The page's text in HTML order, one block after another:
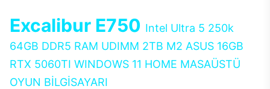
Excalibur E750 Intel Ultra 5 250k
64GB DDR5 RAM UDIMM 2TB M2 ASUS 16GB
RTX 5060TI WINDOWS 11 HOME MASAÜSTÜ
OYUN BİLGİSAYARI